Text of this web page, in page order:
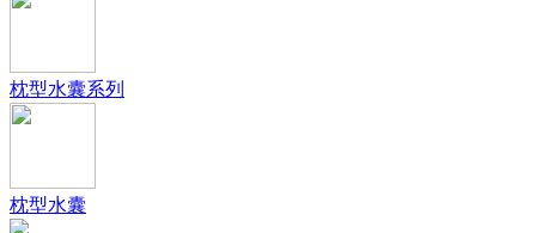
枕型水囊系列
枕型水囊